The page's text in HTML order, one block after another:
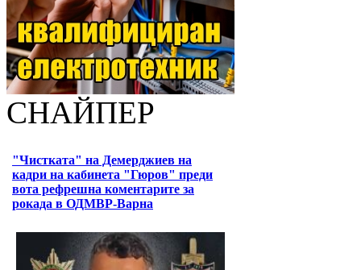
СНАЙПЕР
"Чистката" на Демерджиев на
кадри на кабинета "Гюров" преди
вота рефрешна коментарите за
рокада в ОДМВР-Варна